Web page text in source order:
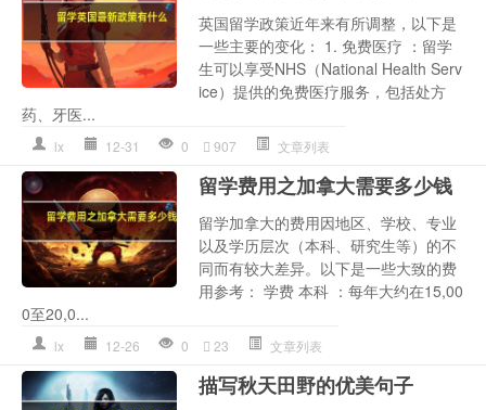
英国留学政策近年来有所调整，以下是
一些主要的变化： 1. 免费医疗 ：留学
生可以享受NHS（National Health Serv
ice）提供的免费医疗服务，包括处方
药、牙医...
lx 12-31 0 907 文章列表
留学费用之加拿大需要多少钱
留学加拿大的费用因地区、学校、专业
以及学历层次（本科、研究生等）的不
同而有较大差异。以下是一些大致的费
用参考： 学费 本科 ：每年大约在15,00
0至20,0...
lx 12-26 0 23 文章列表
描写秋天田野的优美句子